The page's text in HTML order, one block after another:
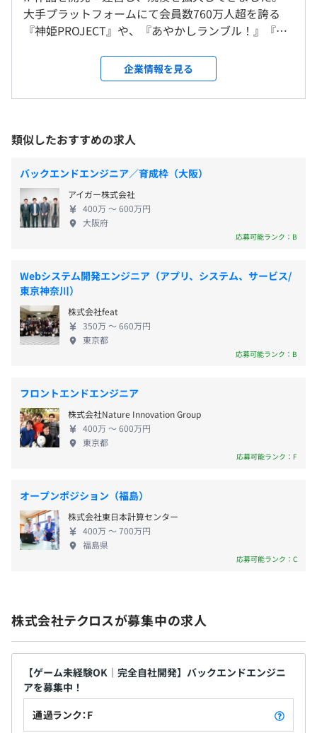
会社の定める場所（テレワーク場所を含む）
受動喫煙防止措置に関する事項
従業員に対する受動喫煙対策：屋内禁煙（屋外に喫煙場設
・JR嵯峨野線「丹波口駅」より徒歩14分
※雇用形態によって若干異なります
休憩時間：休憩60分 ※昼食時間は業務の都合により各々
の自主性に任せています
平均残業時間：平均13時間／月※2025年度実績
【年間休日125日】
・年次有給休暇（法定通り）
・夏季休暇
・年末年始休業（12月29日～1月3日）
・慶弔休暇
・交通費全額支給（定期代上限 50,000/月）
・家賃補助：最大20,000円(京都オフィスより2km圏内)
査定年2回（6月・12月）
社会保険完備（健康保険・厚生年金加入・雇用保険・労災
有期雇用
末・12月末）があるため、入社月によって初回（または2
回目まで）の契約期間に3〜6ヶ月の端数調整があります。
以降は基本的に6ヶ月ごとの更新となります。)
契約更新の判断基準
・契約の更新は、契約期間満了時の業務量・勤務成績・態
大手プラットフォームにて会員数760万人超を誇る
『神姫PROJECT』や、『あやかしランブル！』『れ
り、累計登録者1,100万人超のオリジナルIPのソーシ
ャルゲームを開発・制作・運用をおこなっているゲ
ーム会社です。
企業情報を見る
類似したおすすめの求人
バックエンドエンジニア／育成枠（大阪）
アイガー株式会社
400万 〜 600万円
大阪府
応募可能ランク：B
Webシステム開発エンジニア（アプリ、システム、サービス/
東京神奈川）
株式会社feat
350万 〜 660万円
東京都
応募可能ランク：B
フロントエンドエンジニア
株式会社Nature Innovation Group
400万 〜 600万円
東京都
応募可能ランク：F
オープンポジション（福島）
株式会社東日本計算センター
400万 〜 700万円
福島県
応募可能ランク：C
株式会社テクロスが募集中の求人
【ゲーム未経験OK｜完全自社開発】バックエンドエンジニ
アを募集中！
通過ランク：F